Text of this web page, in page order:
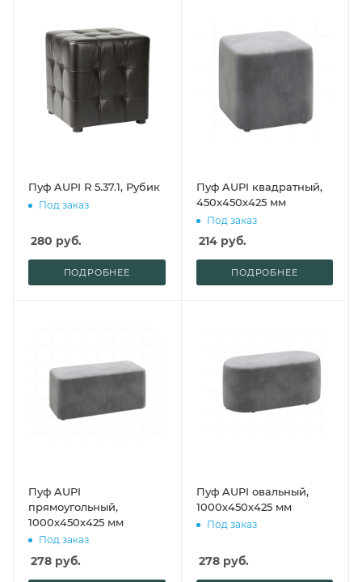
Пуф AUPI R 5.37.1, Рубик
Под заказ
280 руб.
ПОДРОБНЕЕ
Пуф AUPI квадратный,
450х450х425 мм
Под заказ
214руб.
ПОДРОБНЕЕ
Пуф AUPI
прямоугольный,
1000х450х425 мм
Под заказ
278 руб.
Пуф AUPI овальный,
1000х450х425 мм
Под заказ
278руб.